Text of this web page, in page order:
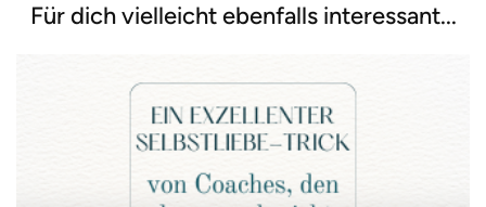
Für dich vielleicht ebenfalls interessant...